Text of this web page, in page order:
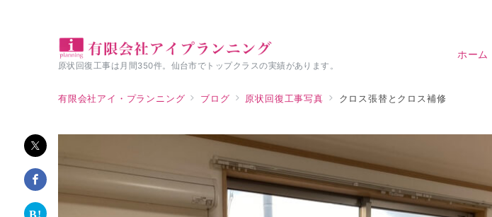
原状回復工事は月間350件。仙台市でトップクラスの実績があります。
ホーム
有限会社アイ・プランニング ブログ 原状回復工事写真 クロス張替とクロス補修